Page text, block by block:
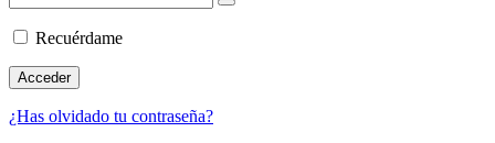
Recuérdame
¿Has olvidado tu contraseña?